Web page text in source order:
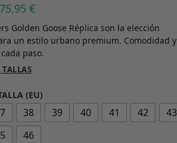
75,95€
Golden Goose Réplica son la elección
un estilo urbano premium. Comodidad y
paso.
(EU)
38 39 40 41 42
43
46